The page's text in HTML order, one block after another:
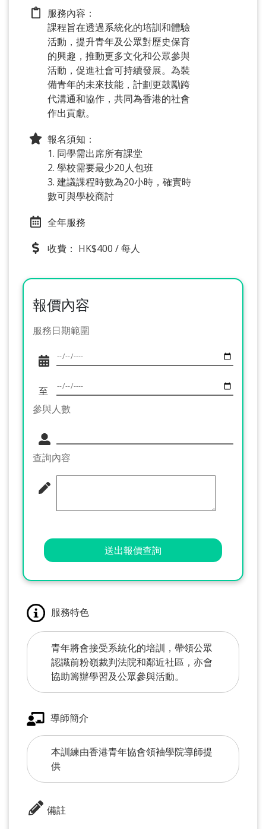
服務內容：
課程旨在透過系統化的培訓和體驗
活動，提升青年及公眾對歷史保育
的興趣，推動更多文化和公眾參與
活動，促進社會可持續發展。為裝
備青年的未來技能，計劃更鼓勵跨
代溝通和協作，共同為香港的社會
作出貢獻。
報名須知：
1. 同學需出席所有課堂
2. 學校需要最少20人包班
3. 建議課程時數為20小時，確實時
數可與學校商討
全年服務
收費： HK$400 / 每人
報價內容
服務日期範圍
至
參與人數
查詢內容
送出報價查詢
服務特色
青年將會接受系統化的培訓，帶領公眾
認識前粉嶺裁判法院和鄰近社區，亦會
協助籌辦學習及公眾參與活動。
導師簡介
本訓練由香港青年協會領袖學院導師提
供
備註